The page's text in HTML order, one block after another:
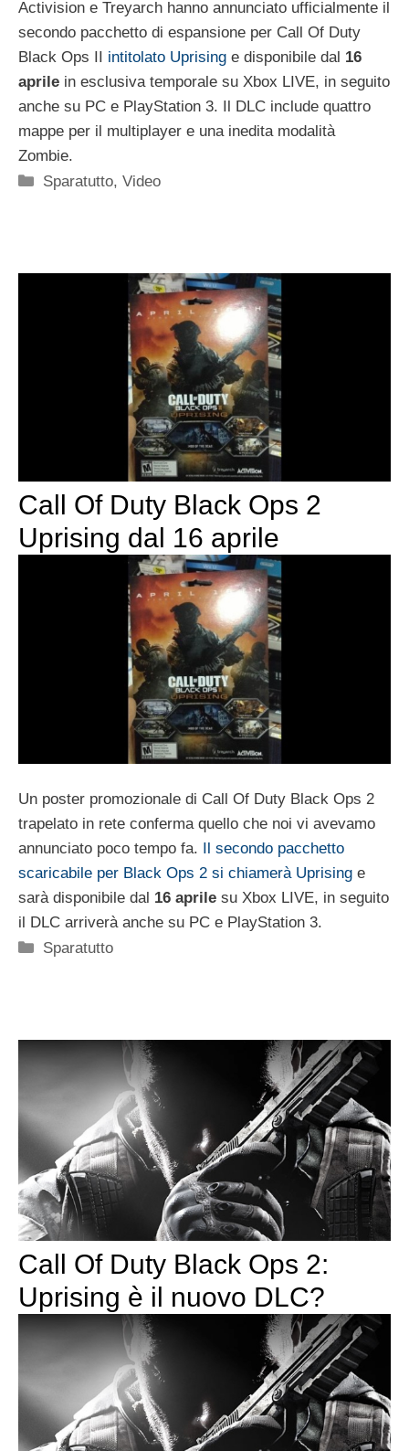
Activision e Treyarch hanno annunciato ufficialmente il
secondo pacchetto di espansione per Call Of Duty
Black Ops II intitolato Uprising e disponibile dal 16
aprile in esclusiva temporale su Xbox LIVE, in seguito
anche su PC e PlayStation 3. Il DLC include quattro
mappe per il multiplayer e una inedita modalità
Zombie.
Categorie
Sparatutto,Video
Call Of Duty Black Ops 2
Uprising dal 16 aprile
Un poster promozionale di Call Of Duty Black Ops 2
trapelato in rete conferma quello che noi vi avevamo
annunciato poco tempo fa. Il secondo pacchetto
scaricabile per Black Ops 2 si chiamerà Uprising e
sarà disponibile dal 16 aprile su Xbox LIVE, in seguito
il DLC arriverà anche su PC e PlayStation 3.
Categorie
Sparatutto
Call Of Duty Black Ops 2:
Uprising è il nuovo DLC?